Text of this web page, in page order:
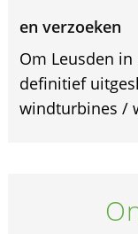
en verzoeken
Om Leusden in
definitief
windturbines /